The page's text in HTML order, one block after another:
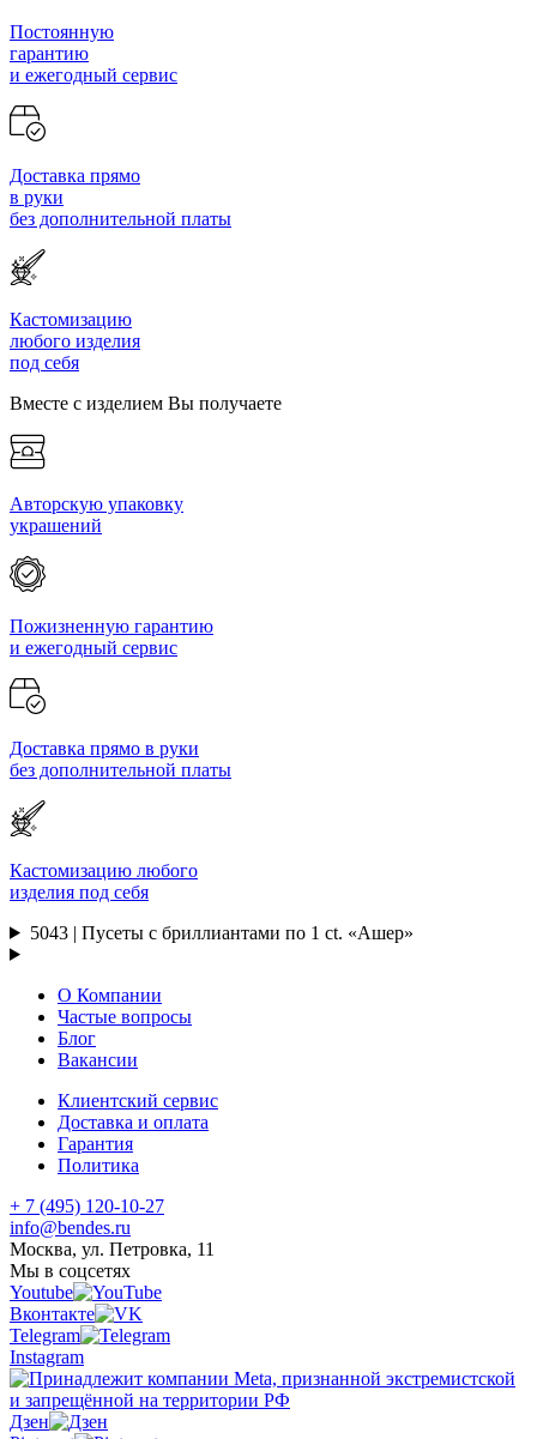
Постоянную
гарантию
и ежегодный сервис
Доставка прямо
в руки
без дополнительной платы
Кастомизацию
любого изделия
под себя
Вместе с изделием Вы получаете
Авторскую упаковку
украшений
Пожизненную гарантию
и ежегодный сервис
Доставка прямо в руки
без дополнительной платы
Кастомизацию любого
изделия под себя
5043 | Пусеты с бриллиантами по 1 ct. «Ашер»
О Компании
Частые вопросы
Блог
Вакансии
Клиентский сервис
Доставка и оплата
Гарантия
Политика
+ 7 (495) 120-10-27
info@bendes.ru
Москва, ул. Петровка, 11
Мы в соцсетях
Youtube
Вконтакте
Telegram
Instagram
Дзен